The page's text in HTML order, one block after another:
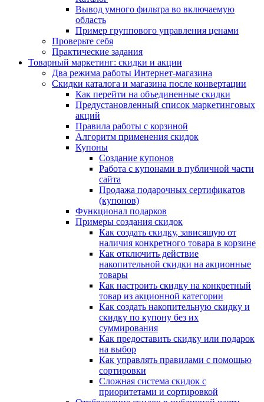
Вывод умного фильтра во включаемую
область
Пример группового управления ценами
Проверьте себя
Практические задания
Товарный маркетинг: скидки и акции
Два режима работы Интернет-магазина
Скидки каталога и магазина после конвертации
Как перейти на объединенные скидки
Предустановленный список маркетинговых
акций
Правила работы с корзиной
Алгоритм применения скидок
Купоны
Создание купонов
Работа с купонами в публичной части
сайта
Продажа подарочных сертификатов
(купонов)
Функционал подарков
Примеры создания скидок
Как создать скидку, зависящую от
наличия конкретного товара в корзине
Как отключить действие
накопительной скидки на акционные
товары
Как настроить скидку на конкретный
товар из акционной категории
Как создать накопительную скидку и
скидку по купону без их
суммирования
Как предоставить скидку или подарок
на выбор
Как управлять правилами с помощью
сортировки
Сложная система скидок с
приоритетами и сортировкой